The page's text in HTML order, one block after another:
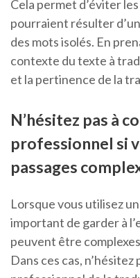
Cela permet d’éviter
pourraient résulter
des mots isolés. En
contexte du texte à
et la pertinence de la
N’hésitez pas à
professionnel si
passages
Lorsque vous utilisez
important de garder à
peuvent être
Dans ces cas,